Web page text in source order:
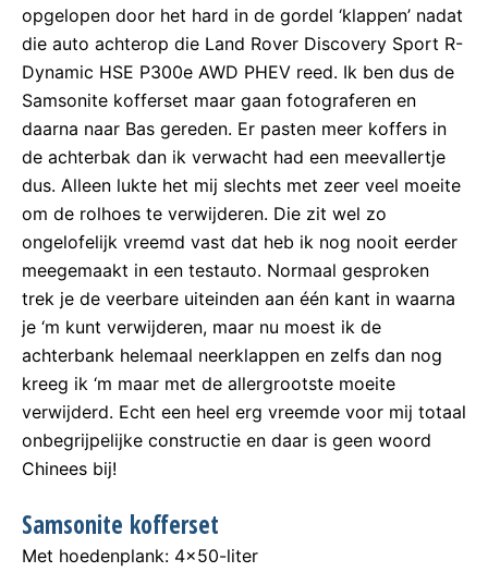
opgelopen door het hard in de gordel ‘klappen’ nadat
die auto achterop die Land Rover Discovery Sport R-
Dynamic HSE P300e AWD PHEV reed. Ik ben dus de
Samsonite kofferset maar gaan fotograferen en
daarna naar Bas gereden. Er pasten meer koffers in
de achterbak dan ik verwacht had een meevallertje
dus. Alleen lukte het mij slechts met zeer veel moeite
om de rolhoes te verwijderen. Die zit wel zo
ongelofelijk vreemd vast dat heb ik nog nooit eerder
meegemaakt in een testauto. Normaal gesproken
trek je de veerbare uiteinden aan één kant in waarna
je ‘m kunt verwijderen, maar nu moest ik de
achterbank helemaal neerklappen en zelfs dan nog
kreeg ik ‘m maar met de allergrootste moeite
verwijderd. Echt een heel erg vreemde voor mij totaal
onbegrijpelijke constructie en daar is geen woord
Chinees bij!
Samsonite kofferset
Met hoedenplank: 4×50-liter